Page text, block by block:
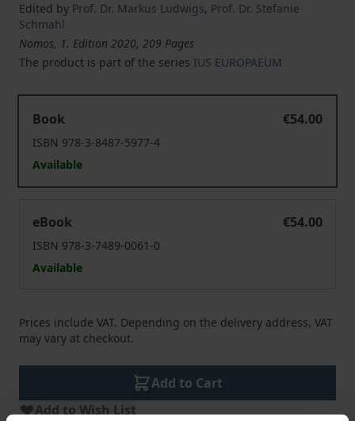
Edited by Prof. Dr. Markus Ludwigs, Prof. Dr. Stefanie
Schmahl
Nomos, 1. Edition 2020, 209 Pages
The product is part of the series IUS EUROPAEUM
Book
€54.00
ISBN 978-3-8487-5977-4
Available
eBook
€54.00
ISBN 978-3-7489-0061-0
Available
Prices include VAT. Depending on the delivery address, VAT
may vary at checkout.
Add to Cart
Add to Wish List